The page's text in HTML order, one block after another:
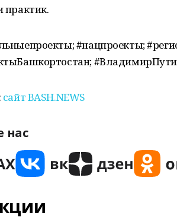
практик.
#нацпроекты;
сайт BASH.NEWS
нас